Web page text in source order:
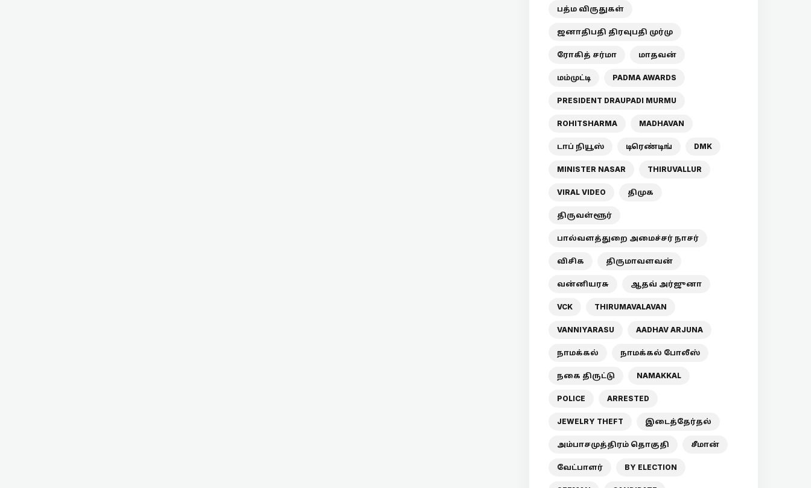
பத்ம விருதுகள்
ஜனாதிபதி திரவுபதி முர்மு
ரோகித் சர்மா மாதவன்
மம்முட்டி PADMA AWARDS
PRESIDENT DRAUPADI MURMU
ROHITSHARMA MADHAVAN
டாப் நியூஸ் டிரெண்டிங் DMK
MINISTER NASAR THIRUVALLUR
VIRAL VIDEO திமுக
திருவள்ளூர்
பால்வளத்துறை அமைச்சர் நாசர்
விசிக திருமாவளவன்
வன்னியரசு ஆதவ் அர்ஜுனா
VCK THIRUMAVALAVAN
VANNIYARASU AADHAV ARJUNA
நாமக்கல் நாமக்கல் போலீஸ்
நகை திருட்டு NAMAKKAL
POLICE ARRESTED
JEWELRY THEFT இடைத்தேர்தல்
அம்பாசமுத்திரம் தொகுதி சீமான்
வேட்பாளர் BY ELECTION